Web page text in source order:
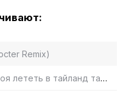
Remix)
в тайланд там баба (Super Slowed)